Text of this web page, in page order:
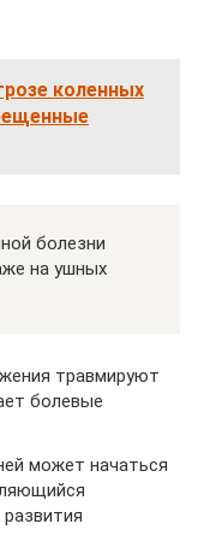
коленных
болезни
на ушных
травмируют
болевые
может начаться